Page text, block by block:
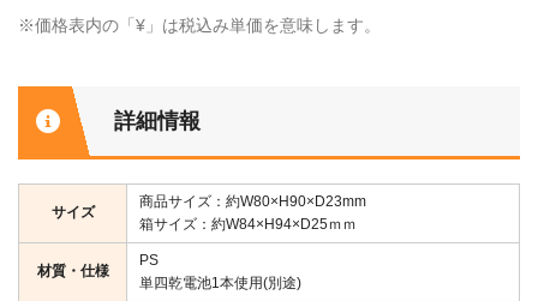
※価格表内の「¥」は税込み単価を意味します。
詳細情報
サイズ
商品サイズ：約W80×H90×D23mm
箱サイズ：約W84×H94×D25ｍｍ
材質・仕様
PS
単四乾電池1本使用(別途)